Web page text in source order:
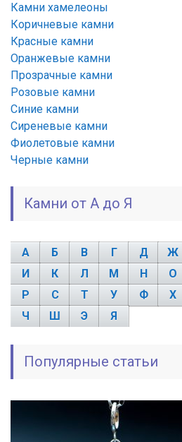
Камни хамелеоны
Коричневые камни
Красные камни
Оранжевые камни
Прозрачные камни
Розовые камни
Синие камни
Сиреневые камни
Фиолетовые камни
Черные камни
Камни от А до Я
А Б В Г Д Ж
И
К Л М Н О
Р
С Т У Ф Х
Ч
Ш Э Я
Популярные статьи